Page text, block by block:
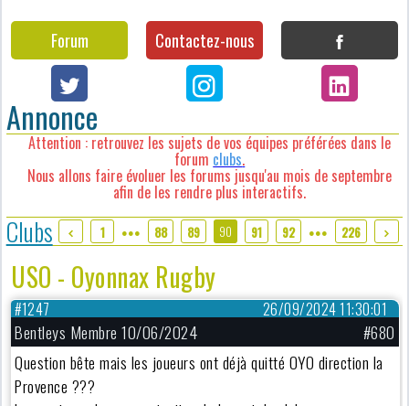
Forum Contactez-nous
Annonce
Attention : retrouvez les sujets de vos équipes préférées dans le
forum clubs.
Nous allons faire évoluer les forums jusqu'au mois de septembre
afin de les rendre plus interactifs.
Clubs 1 ●●● 88 89 90 91 92 ●●● 226
USO - Oyonnax Rugby
26/09/2024 11:30:01
#1247
Bentleys Membre 10/06/2024
#680
Question bête mais les joueurs ont déjà quitté OYO direction la
Provence ???